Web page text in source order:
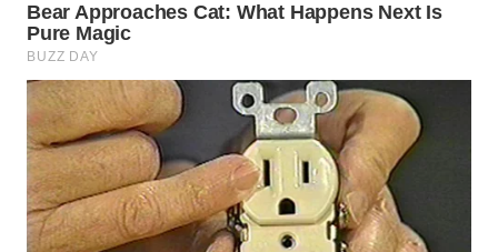
WN
KEPULAUAN
SERIBU
WN
TANGERANG
WN
BINJAI